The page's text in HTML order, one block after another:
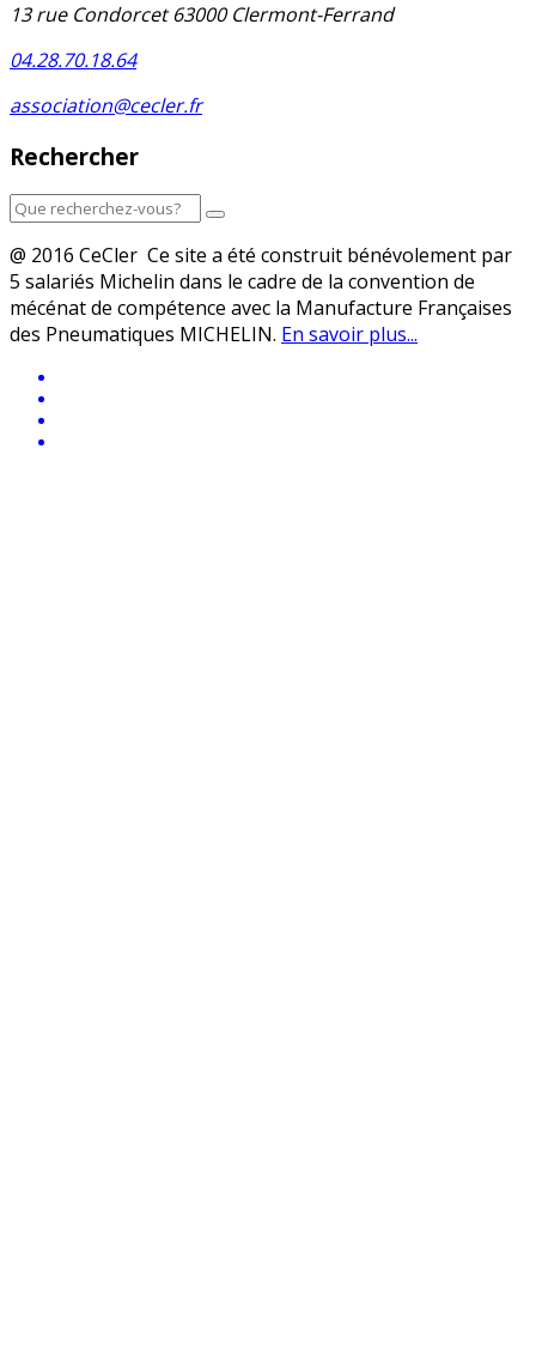
13 rue Condorcet 63000 Clermont-Ferrand
04.28.70.18.64
association@cecler.fr
Rechercher
@ 2016 CeCler Ce site a été construit bénévolement par
5 salariés Michelin dans le cadre de la convention de
mécénat de compétence avec la Manufacture Françaises
des Pneumatiques MICHELIN. En savoir plus...